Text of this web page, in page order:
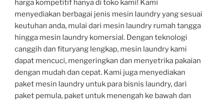
harga kompetitif hanya di toko kami! Kami
menyediakan berbagai jenis mesin laundry yang sesuai
keutuhan anda, mulai dari mesin laundry rumah tangga
hingga mesin laundry komersial. Dengan teknologi
canggih dan fituryang lengkap, mesin laundry kami
dapat mencuci, mengeringkan dan menyetrika pakaian
dengan mudah dan cepat. Kami juga menyediakan
paket mesin laundry untuk para bisnis laundry, dari
paket pemula, paket untuk menengah ke bawah dan